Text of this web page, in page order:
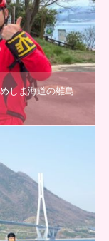
しま海道の離島